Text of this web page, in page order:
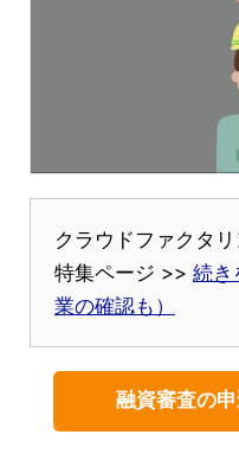
クラウドファクタ
特集ページ >> 続き
業の確認も）
融資審査の